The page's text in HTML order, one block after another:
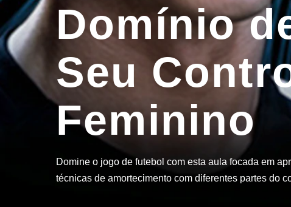
Domínio
Seu
Feminino
Domine o jogo de futebol com esta aula focada em
técnicas de amortecimento com diferentes partes do